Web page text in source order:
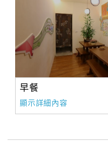
早餐
顯示詳細內容